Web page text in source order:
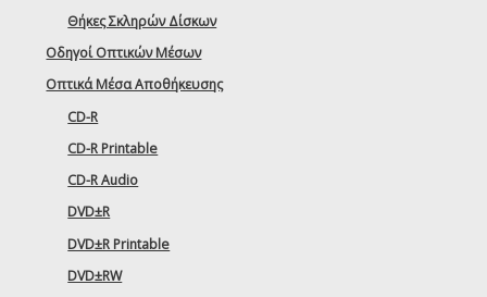
Θήκες Σκληρών Δίσκων
Οδηγοί Οπτικών Μέσων
Οπτικά Μέσα Αποθήκευσης
CD-R
CD-R Printable
CD-R Audio
DVD±R
DVD±R Printable
DVD±RW